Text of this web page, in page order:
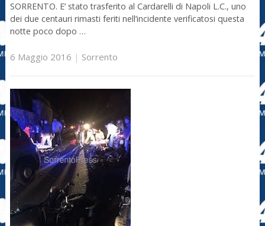
SORRENTO. E’ stato trasferito al Cardarelli di Napoli L.C., uno
dei due centauri rimasti feriti nell’incidente verificatosi questa
notte poco dopo …
6 Maggio 2016 | Sorrento